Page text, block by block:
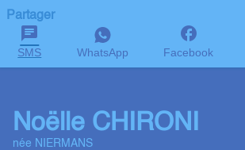
Partager
SMS WhatsApp Facebook
Noëlle CHIRONI
née NIERMANS